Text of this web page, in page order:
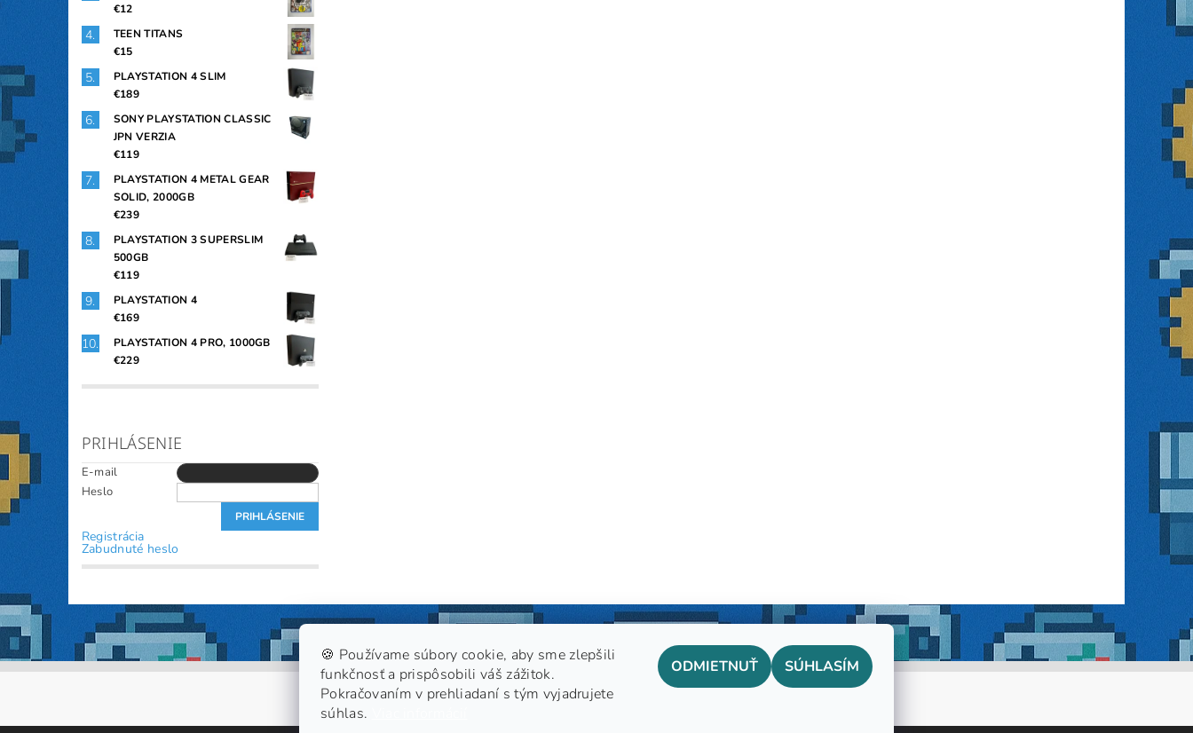
€12
TEEN TITANS
€15
PLAYSTATION 4 SLIM
€189
SONY PLAYSTATION CLASSIC
JPN VERZIA
€119
PLAYSTATION 4 METAL GEAR
SOLID, 2000GB
€239
PLAYSTATION 3 SUPERSLIM
500GB
€119
PLAYSTATION 4
€169
PLAYSTATION 4 PRO, 1000GB
€229
PRIHLÁSENIE
E-mail
Heslo
Registrácia
Zabudnuté heslo
GDPR
🍪 Používame súbory cookie, aby sme zlepšili
funkčnosť a prispôsobili váš zážitok.
Pokračovaním v prehliadaní s tým vyjadrujete
súhlas.
ODMIETNUŤ SÚHLASÍM